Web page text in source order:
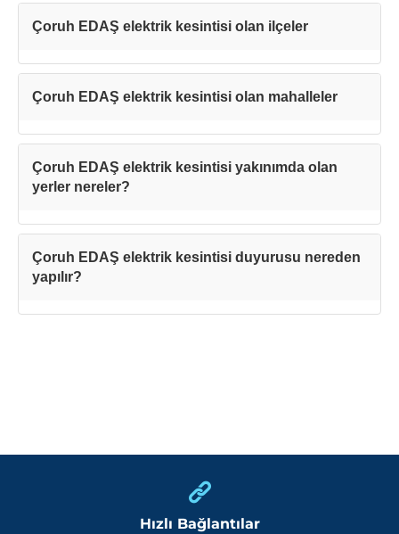
Çoruh EDAŞ elektrik kesintisi olan ilçeler
Çoruh EDAŞ elektrik kesintisi olan mahalleler
Çoruh EDAŞ elektrik kesintisi yakınımda olan
yerler nereler?
Çoruh EDAŞ elektrik kesintisi duyurusu nereden
yapılır?
Hızlı Bağlantılar